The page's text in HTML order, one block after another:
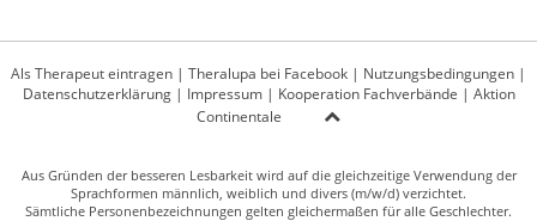
Als Therapeut eintragen | Theralupa bei Facebook | Nutzungsbedingungen |
Datenschutzerklärung| Impressum| Kooperation Fachverbände | Aktion
Continentale
Aus Gründen der besseren Lesbarkeit wird auf die gleichzeitige Verwendung der
Sprachformen männlich, weiblich und divers (m/w/d) verzichtet.
Sämtliche Personenbezeichnungen gelten gleichermaßen für alle Geschlechter.